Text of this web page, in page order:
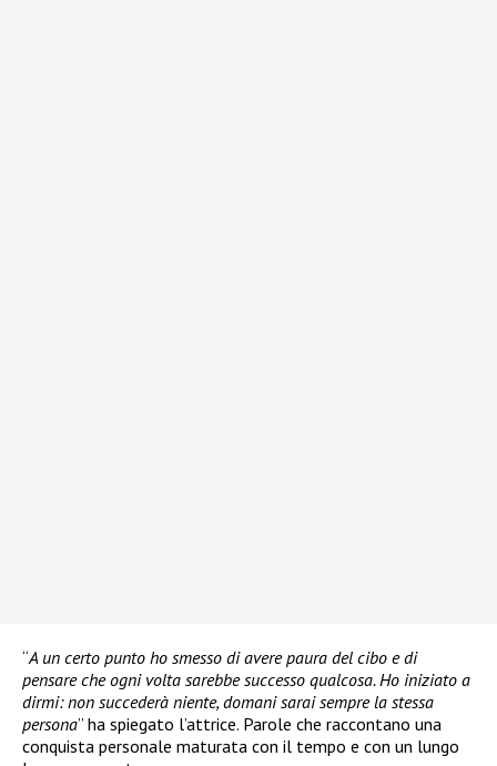
“A un certo punto ho smesso di avere paura del cibo e di
pensare che ogni volta sarebbe successo qualcosa. Ho iniziato a
dirmi: non succederà niente, domani sarai sempre la stessa
persona” ha spiegato l’attrice. Parole che raccontano una
conquista personale maturata con il tempo e con un lungo